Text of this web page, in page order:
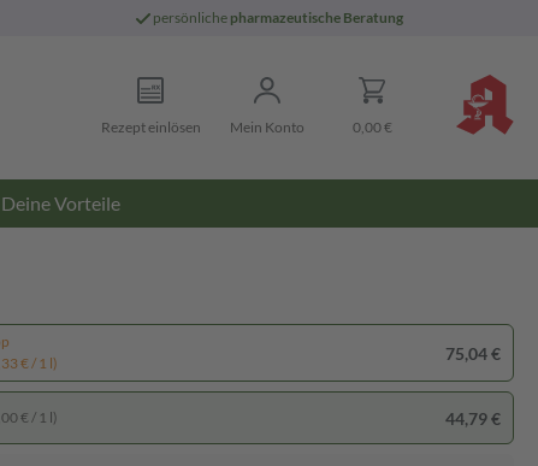
persönliche pharmazeutische Beratung
Rezept einlösen Mein Konto 0,00 €
Deine Vorteile
€ / 1 l)
75,04 €
€ / 1 l) 44,79 €